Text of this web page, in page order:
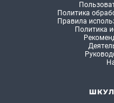
Политика
Правила
Политика